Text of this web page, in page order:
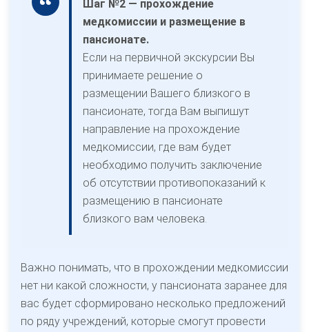
Шаг №2 — прохождение
медкомиссии и размещение в
пансионате.
Если на первичной экскурсии Вы
принимаете решение о
размещении Вашего близкого в
пансионате, тогда Вам выпишут
направление на прохождение
медкомиссии, где вам будет
необходимо получить заключение
об отсутствии противопоказаний к
размещению в пансионате
близкого вам человека.
Важно понимать, что в прохождении медкомиссии
нет ни какой сложности, у пансионата заранее для
вас будет сформировано несколько предложений
по ряду учреждений, которые смогут провести